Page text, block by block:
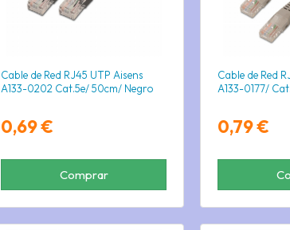
Cable de Red RJ45 UTP Aisens
A133-0202 Cat.5e/ 50cm/ Negro
0,69 €
Comprar
Cable de Red
A133-0177/
0,79 €